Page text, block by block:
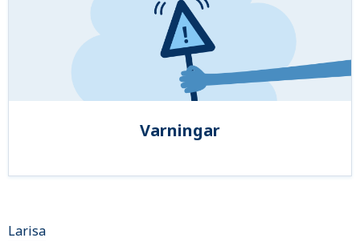
Varningar
Larisa